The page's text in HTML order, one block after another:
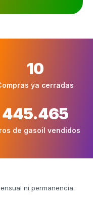
10
ya cerradas
445.465
de gasoil vendidos
ni permanencia.